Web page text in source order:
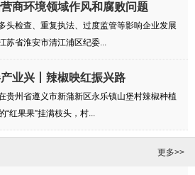
商环境领域作风和腐败问题
头检查、重复执法、过度监管等影响企业发展
苏省淮安市清江浦区纪委...
业兴丨辣椒映红振兴路
贵州省遵义市新蒲新区永乐镇山堡村辣椒种植
“红果果”挂满枝头，村...
更多>>